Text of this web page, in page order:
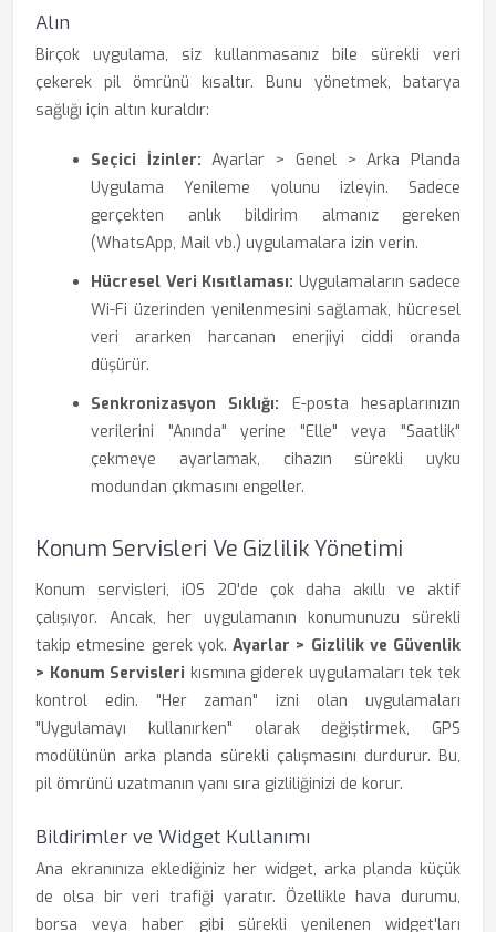
Alın
Birçok uygulama, siz kullanmasanız bile sürekli veri
çekerek pil ömrünü kısaltır. Bunu yönetmek, batarya
sağlığı için altın kuraldır:
Seçici İzinler: Ayarlar > Genel > Arka Planda
Uygulama Yenileme yolunu izleyin. Sadece
gerçekten anlık bildirim almanız gereken
(WhatsApp, Mail vb.) uygulamalara izin verin.
Hücresel Veri Kısıtlaması: Uygulamaların sadece
Wi-Fi üzerinden yenilenmesini sağlamak, hücresel
veri ararken harcanan enerjiyi ciddi oranda
düşürür.
Senkronizasyon Sıklığı: E-posta hesaplarınızın
verilerini "Anında" yerine "Elle" veya "Saatlik"
çekmeye ayarlamak, cihazın sürekli uyku
modundan çıkmasını engeller.
Konum Servisleri Ve Gizlilik Yönetimi
Konum servisleri, iOS 20'de çok daha akıllı ve aktif
çalışıyor. Ancak, her uygulamanın konumunuzu sürekli
takip etmesine gerek yok. Ayarlar > Gizlilik ve Güvenlik
> Konum Servisleri kısmına giderek uygulamaları tek tek
kontrol edin. "Her zaman" izni olan uygulamaları
"Uygulamayı kullanırken" olarak değiştirmek, GPS
modülünün arka planda sürekli çalışmasını durdurur. Bu,
pil ömrünü uzatmanın yanı sıra gizliliğinizi de korur.
Bildirimler ve Widget Kullanımı
Ana ekranınıza eklediğiniz her widget, arka planda küçük
de olsa bir veri trafiği yaratır. Özellikle hava durumu,
borsa veya haber gibi sürekli yenilenen widget'ları